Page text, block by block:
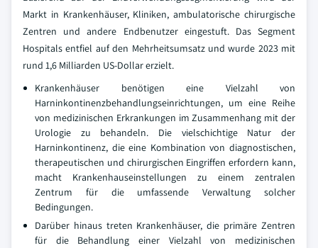
Markt in Krankenhäuser, Kliniken, ambulatorische chirurgische
Zentren und andere Endbenutzer eingestuft. Das Segment
Hospitals entfiel auf den Mehrheitsumsatz und wurde 2023 mit
rund 1,6 Milliarden US-Dollar erzielt.
Krankenhäuser benötigen eine Vielzahl von
Harninkontinenzbehandlungseinrichtungen, um eine Reihe
von medizinischen Erkrankungen im Zusammenhang mit der
Urologie zu behandeln. Die vielschichtige Natur der
Harninkontinenz, die eine Kombination von diagnostischen,
therapeutischen und chirurgischen Eingriffen erfordern kann,
macht Krankenhauseinstellungen zu einem zentralen
Zentrum für die umfassende Verwaltung solcher
Bedingungen.
Darüber hinaus treten Krankenhäuser, die primäre Zentren
für die Behandlung einer Vielzahl von medizinischen